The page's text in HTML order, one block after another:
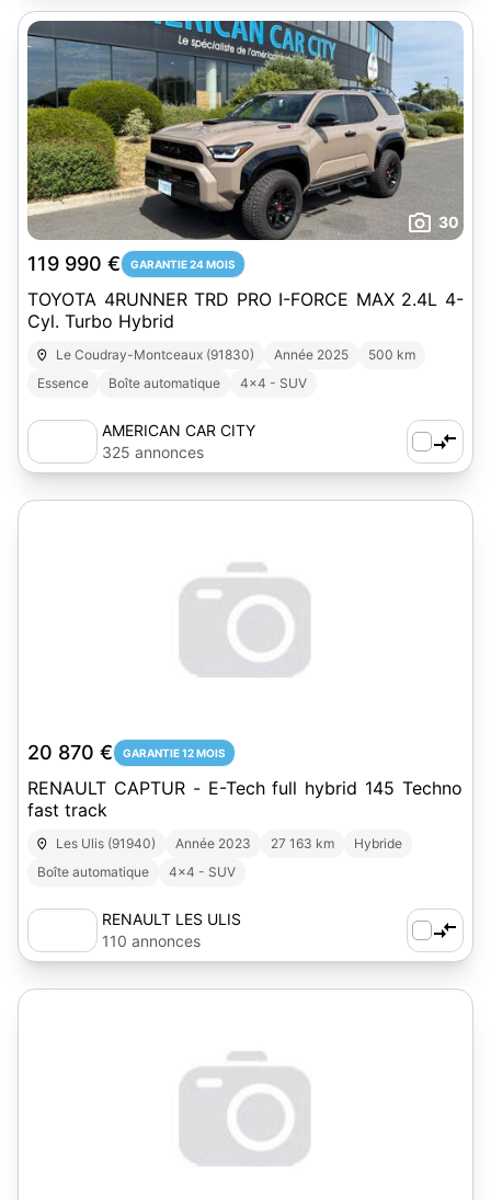
30
119 990 € GARANTIE 24 MOIS
TOYOTA 4RUNNER TRD PRO I-FORCE MAX 2.4L 4-
Cyl. Turbo Hybrid
Le Coudray-Montceaux (91830) Année 2025
500 km
Essence
Boîte automatique 4x4 - SUV
AMERICAN CAR CITY
325 annonces
20 870 € GARANTIE 12 MOIS
RENAULT CAPTUR - E-Tech full hybrid 145 Techno
fast track
Les Ulis (91940) Année 2023 27 163 km
Hybride
Boîte automatique
4x4 - SUV
RENAULT LES ULIS
110 annonces